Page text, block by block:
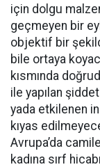
için dolgu
geçmeyen bir
objektif bir
bile ortaya
kısmında
ile yapılan
yada etkilenen
kıyas
Avrupa’da
kadına sırf